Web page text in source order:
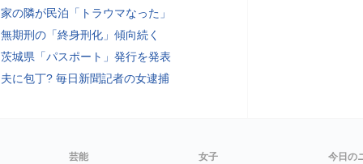
家の隣が民泊「トラウマなった」
無期刑の「終身刑化」傾向続く
茨城県「パスポート」発行を発表
夫に包丁? 毎日新聞記者の女逮捕
芸能 女子 今日の